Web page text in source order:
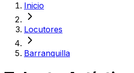
Inicio
Locutores
Barranquilla